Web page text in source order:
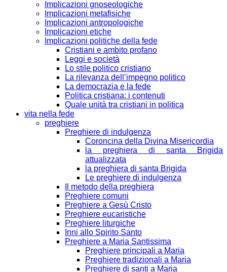
Implicazioni gnoseologiche
Implicazioni metafisiche
Implicazioni antropologiche
Implicazioni etiche
Implicazioni politiche della fede
Cristiani e ambito profano
Leggi e società
Lo stile politico cristiano
La rilevanza dell’impegno politico
La democrazia e la fede
Politica cristiana: i contenuti
Quale unità tra cristiani in politica
vita nella fede
preghiere
Preghiere di indulgenza
Coroncina della Divina Misericordia
la preghiera di santa Brigida
attualizzata
la preghiera di santa Brigida
Le preghiere di indulgenza
Il metodo della preghiera
Preghiere comuni
Preghiere a Gesù Cristo
Preghiere eucaristiche
Preghiere liturgiche
Inni allo Spirito Santo
Preghiere a Maria Santissima
Preghiere principali a Maria
Preghiere tradizionali a Maria
Preghiere di santi a Maria